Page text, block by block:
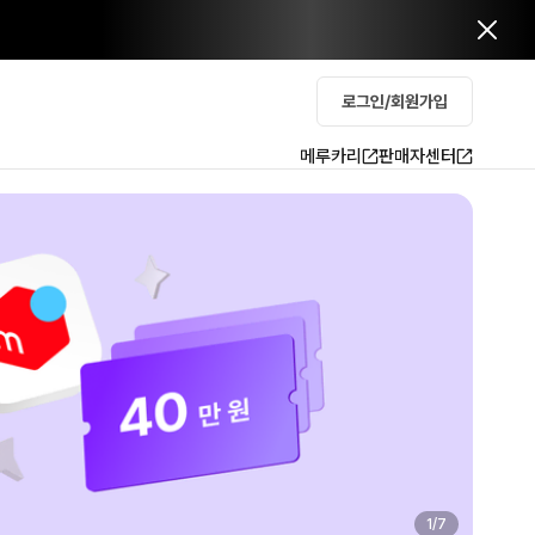
로그인/회원가입
메루카리 판매자센터
2/7